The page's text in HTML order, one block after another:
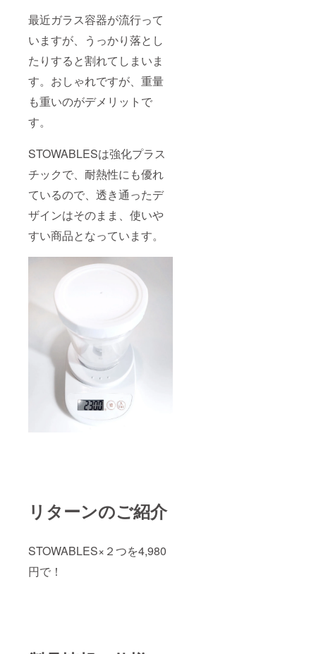
最近ガラス容器が流行って
いますが、うっかり落とし
たりすると割れてしまいま
す。おしゃれですが、重量
も重いのがデメリットで
す。
STOWABLESは強化プラス
チックで、耐熱性にも優れ
ているので、透き通ったデ
ザインはそのまま、使いや
すい商品となっています。
リターンのご紹介
STOWABLES×２つを4,980
円で！